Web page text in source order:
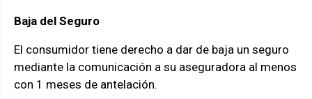
Baja del Seguro
El consumidor tiene derecho a dar de baja un seguro
mediante la comunicación a su aseguradora al menos
con 1 meses de antelación.